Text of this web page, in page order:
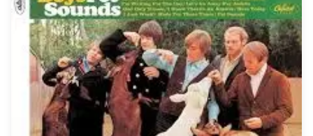
Grille des Programmes
C'était quoi ce morceau?
L'Association
L'équipe et les bénévoles
Nous rejoindre : Participer
Les Ateliers Radio
Les créations des Ateliers
Nos prestations